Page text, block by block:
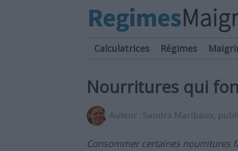
Calculatrices Régimes
Nourritures qui
Auteur : Sandra Maribaux,
Consommer certaines nourritures